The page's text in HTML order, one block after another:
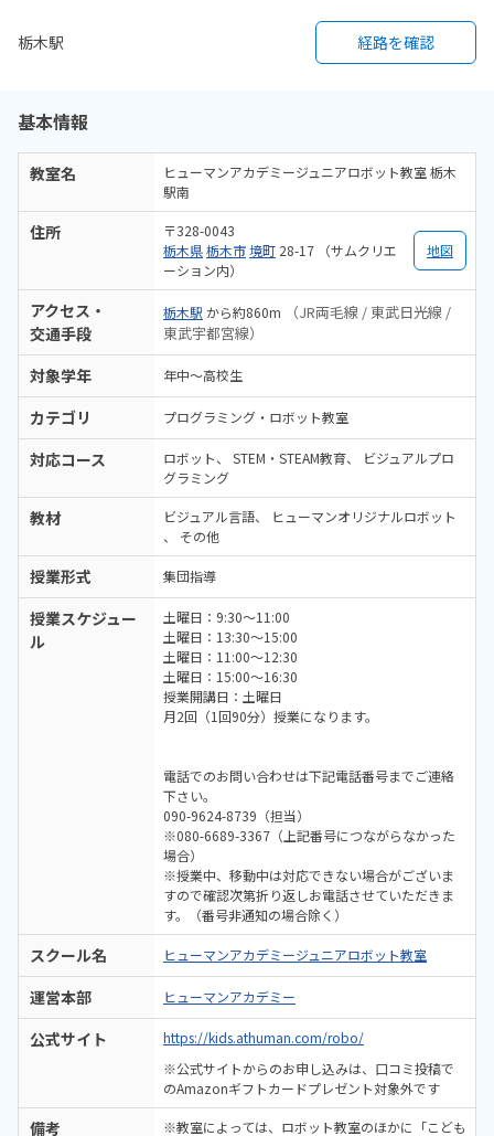
栃木駅 経路を確認
基本情報
教室名
ヒューマンアカデミージュニアロボット教室 栃木
駅南
住所
〒328-0043
栃木県栃木市境町 28-17 （サムクリエ
ーション内）
地図
アクセス・
交通手段
栃木駅 から約860m
（JR両毛線 / 東武日光線 /
東武宇都宮線）
対象学年 年中～高校生
カテゴリ プログラミング・ロボット教室
対応コース ロボット STEM・STEAM教育
ビジュアルプロ
グラミング
教材 ビジュアル言語
ヒューマンオリジナルロボット
その他
授業形式 集団指導
授業スケジュー
ル
土曜日：9:30～11:00
土曜日：13:30～15:00
土曜日：11:00～12:30
土曜日：15:00～16:30
授業開講日：土曜日
月2回（1回90分）授業になります。
電話でのお問い合わせは下記電話番号までご連絡
下さい。
090-9624-8739（担当）
※080-6689-3367（上記番号につながらなかった
場合）
※授業中、移動中は対応できない場合がございま
すので確認次第折り返しお電話させていただきま
す。（番号非通知の場合除く）
スクール名 ヒューマンアカデミージュニアロボット教室
運営本部 ヒューマンアカデミー
公式サイト
https://kids.athuman.com/robo/
※公式サイトからのお申し込みは、口コミ投稿で
のAmazonギフトカードプレゼント対象外です
備考 ※教室によっては、ロボット教室のほかに「こども